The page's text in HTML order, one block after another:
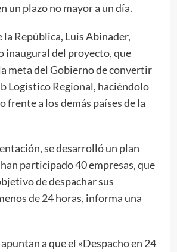
un plazo no mayor a un día.
la República, Luis Abinader,
inaugural del proyecto, que
meta del Gobierno de convertir
Logístico Regional, haciéndolo
frente a los demás países de la
se desarrolló un plan
participado 40 empresas, que
de despachar sus
de 24 horas, informa una
a que el «Despacho en 24